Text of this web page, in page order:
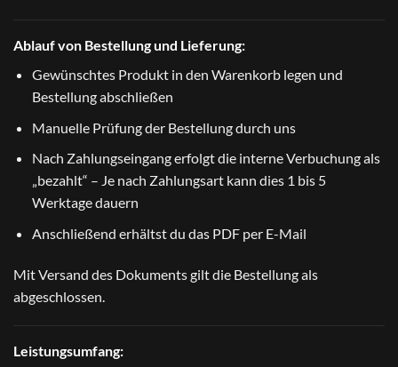
Ablauf von Bestellung und Lieferung:
Gewünschtes Produkt in den Warenkorb legen und
Bestellung abschließen
Manuelle Prüfung der Bestellung durch uns
Nach Zahlungseingang erfolgt die interne Verbuchung als
„bezahlt“ – Je nach Zahlungsart kann dies 1 bis 5
Werktage dauern
Anschließend erhältst du das PDF per E-Mail
Mit Versand des Dokuments gilt die Bestellung als
abgeschlossen.
Leistungsumfang: